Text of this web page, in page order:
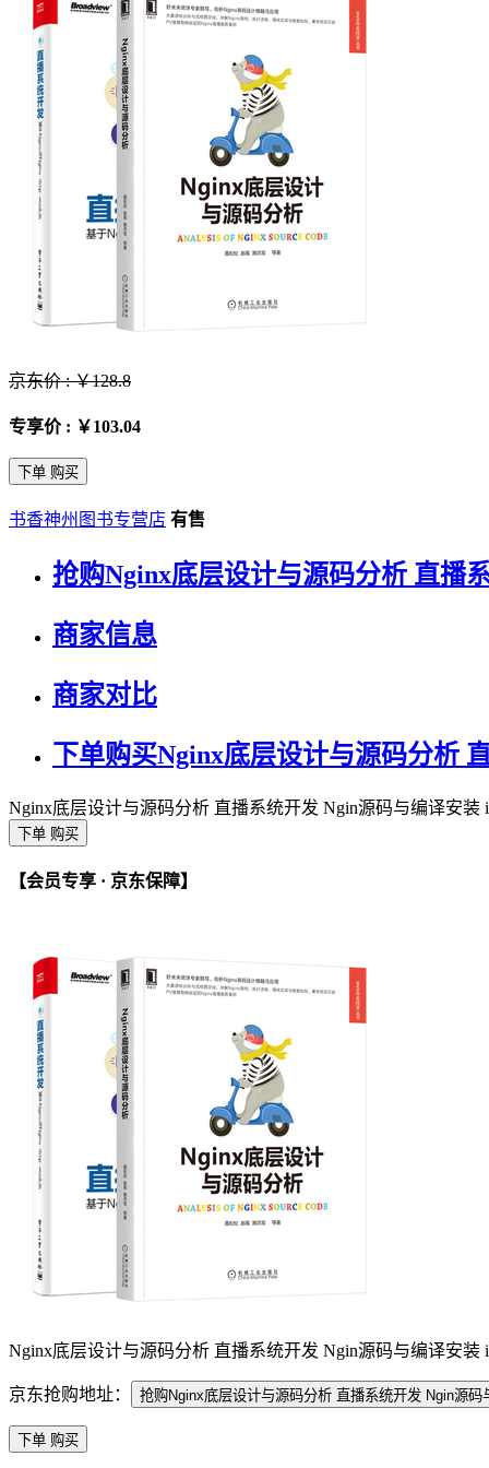
京东价 : ￥128.8
专享价 : ￥103.04
下单 购买
书香神州图书专营店 有售
抢购Nginx底层设计与源码分析 直播
商家信息
商家对比
下单购买Nginx底层设计与源码分析
Nginx底层设计与源码分析 直播系统开发 Ngin源码与编译安装
下单 购买
【会员专享 · 京东保障】
Nginx底层设计与源码分析 直播系统开发 Ngin源码与编译安装
京东抢购地址： 抢购Nginx底层设计与源码分析 直播系统开发 Ngin源
下单 购买